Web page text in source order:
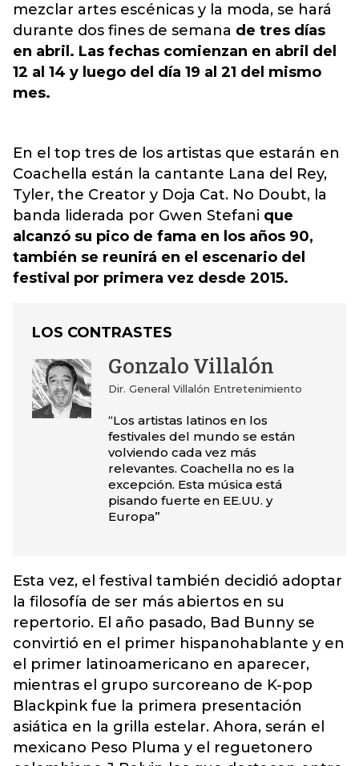
mezclar artes escénicas y la moda, se hará
durante dos fines de semana de tres días
en abril. Las fechas comienzan en abril del
12 al 14 y luego del día 19 al 21 del mismo
mes.
En el top tres de los artistas que estarán en
Coachella están la cantante Lana del Rey,
Tyler, the Creator y Doja Cat. No Doubt, la
banda liderada por Gwen Stefani que
alcanzó su pico de fama en los años 90,
también se reunirá en el escenario del
festival por primera vez desde 2015.
LOS CONTRASTES
Gonzalo Villalón
Dir. General Villalón Entretenimiento
“Los artistas latinos en los
festivales del mundo se están
volviendo cada vez más
relevantes. Coachella no es la
excepción. Esta música está
pisando fuerte en EE.UU. y
Europa”
Esta vez, el festival también decidió adoptar
la filosofía de ser más abiertos en su
repertorio. El año pasado, Bad Bunny se
convirtió en el primer hispanohablante y en
el primer latinoamericano en aparecer,
mientras el grupo surcoreano de K-pop
Blackpink fue la primera presentación
asiática en la grilla estelar. Ahora, serán el
mexicano Peso Pluma y el reguetonero